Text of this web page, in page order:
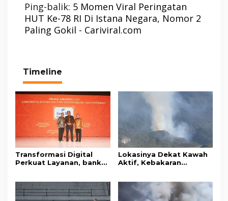
Ping-balik: 5 Momen Viral Peringatan
HUT Ke-78 RI Di Istana Negara, Nomor 2
Paling Gokil - Cariviral.com
Timeline
Transformasi Digital
Perkuat Layanan, bank
Awards 2026
Lokasinya Dekat Kawah
Aktif, Kebakaran
Pangrango